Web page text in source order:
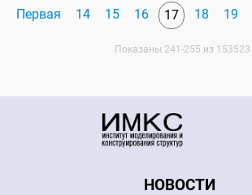
Первая 14 15 16 17 18 19
Показаны 241-255 из 153523
НОВОСТИ